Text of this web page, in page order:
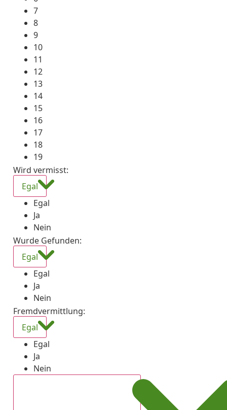
7
8
9
10
11
12
13
14
15
16
17
18
19
Wird vermisst:
Egal
Egal
Ja
Nein
Wurde Gefunden:
Egal
Egal
Ja
Nein
Fremdvermittlung:
Egal
Egal
Ja
Nein